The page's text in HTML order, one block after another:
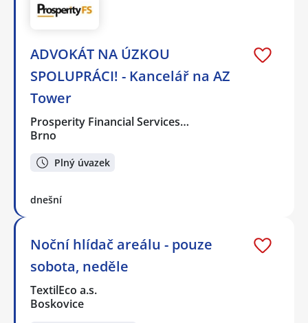
ADVOKÁT NA ÚZKOU
SPOLUPRÁCI! - Kancelář na AZ
Tower
Prosperity Financial Services…
Brno
Plný úvazek
dnešní
Noční hlídač areálu - pouze
sobota, neděle
TextilEco a.s.
Boskovice